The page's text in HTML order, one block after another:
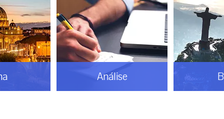
Análise